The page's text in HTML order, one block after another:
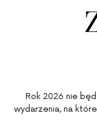
Rok 2026 nie
wydarzenia, na